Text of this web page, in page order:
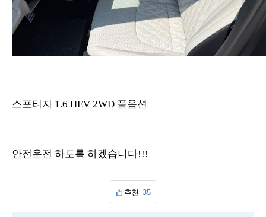
스포티지 1.6 HEV 2WD 풀옵션
안전운전 하도록 하겠습니다!!!
추천 35